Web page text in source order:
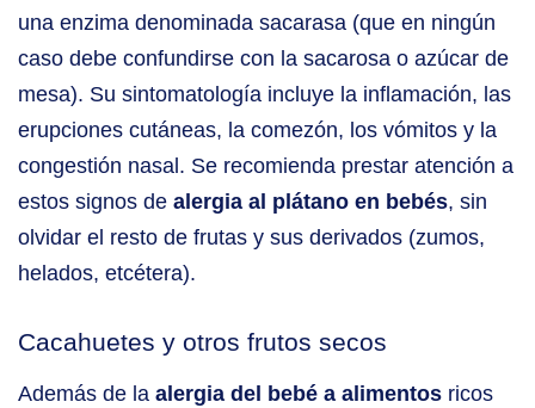
una enzima denominada sacarasa (que en ningún
caso debe confundirse con la sacarosa o azúcar de
mesa). Su sintomatología incluye la inflamación, las
erupciones cutáneas, la comezón, los vómitos y la
congestión nasal. Se recomienda prestar atención a
estos signos de alergia al plátano en bebés, sin
olvidar el resto de frutas y sus derivados (zumos,
helados, etcétera).
Cacahuetes y otros frutos secos
Además de la alergia del bebé a alimentos ricos